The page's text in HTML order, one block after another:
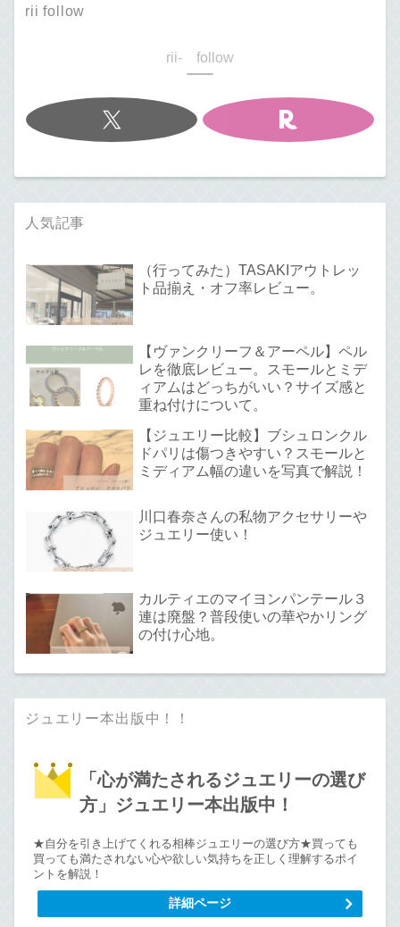
rii follow
rii- follow
人気記事
（行ってみた）TASAKIアウトレッ
ト品揃え・オフ率レビュー。
【ヴァンクリーフ＆アーペル】ペル
レを徹底レビュー。スモールとミデ
ィアムはどっちがいい？サイズ感と
重ね付けについて。
【ジュエリー比較】ブシュロンクル
ドパリは傷つきやすい？スモールと
ミディアム幅の違いを写真で解説！
川口春奈さんの私物アクセサリーや
ジュエリー使い！
カルティエのマイヨンパンテール３
連は廃盤？普段使いの華やかリング
の付け心地。
ジュエリー本出版中！！
「心が満たされるジュエリーの選び
方」ジュエリー本出版中！
★自分を引き上げてくれる相棒ジュエリーの選び方★買っても
買っても満たされない心や欲しい気持ちを正しく理解するポイ
ントを解説！
詳細ページ